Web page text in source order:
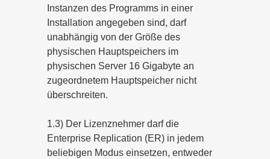
Instanzen des Programms in einer
Installation angegeben sind, darf
unabhängig von der Größe des
physischen Hauptspeichers im
physischen Server 16 Gigabyte an
zugeordnetem Hauptspeicher nicht
überschreiten.
1.3) Der Lizenznehmer darf die
Enterprise Replication (ER) in jedem
beliebigen Modus einsetzen, entweder